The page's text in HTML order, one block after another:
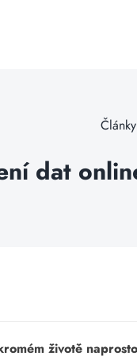
dat
životě